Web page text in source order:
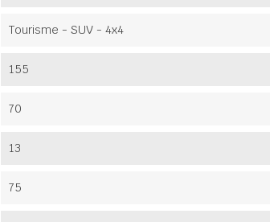
Tourisme - SUV - 4x4
155
70
13
75